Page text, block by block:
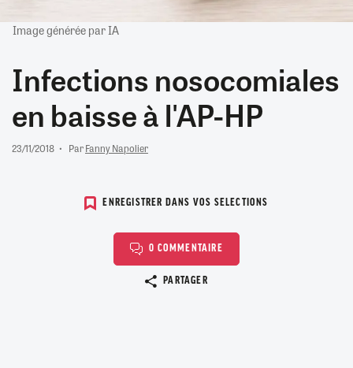
Image générée par IA
Infections nosocomiales
en baisse à l'AP-HP
23/11/2018 ParFanny Napolier
ENREGISTRER DANS VOS SELECTIONS
0 COMMENTAIRE
PARTAGER